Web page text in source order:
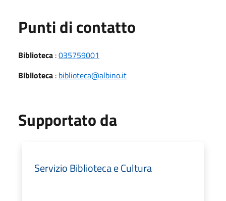
Punti di contatto
Biblioteca :035759001
Biblioteca : biblioteca@albino.it
Supportato da
Servizio Biblioteca e Cultura